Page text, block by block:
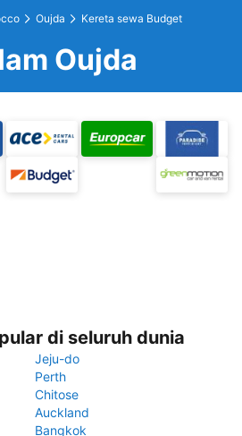
Oujda Kereta sewa Budget
Oujda
di seluruh dunia
Jeju-do
Perth
Chitose
Auckland
Bangkok